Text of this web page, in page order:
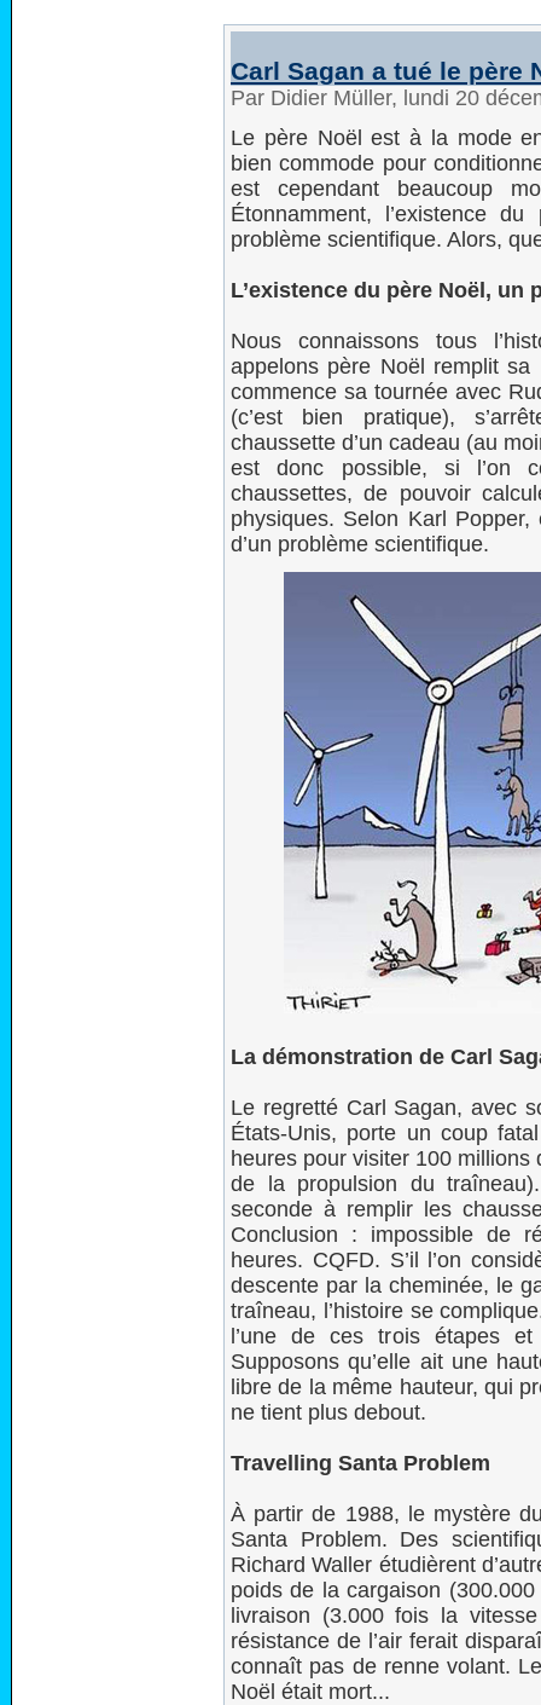
Carl Sagan a tué le père
Par Didier Müller, lundi 20
Le père Noël est à la mode
bien commode pour
est cependant beaucoup
Étonnamment, l’existence
problème scientifique. Alors,
L’existence du père Noël, un
Nous connaissons tous
appelons père Noël remplit
commence sa tournée avec
(c’est bien pratique),
chaussette d’un cadeau (au
est donc possible, si l’on
chaussettes, de pouvoir
physiques. Selon Karl
d’un problème scientifique.
La démonstration de Carl
Le regretté Carl Sagan, avec
États-Unis, porte un coup
heures pour visiter 100
de la propulsion du
seconde à remplir les
Conclusion : impossible de
heures. CQFD. S’il l’on
descente par la cheminée, le
traîneau, l’histoire se
l’une de ces trois étapes
Supposons qu’elle ait une
libre de la même hauteur, qui
ne tient plus debout.
Travelling Santa Problem
À partir de 1988, le mystère
Santa Problem. Des
Richard Waller étudièrent
poids de la cargaison
livraison (3.000 fois la
résistance de l’air ferait
connaît pas de renne volant.
Noël était mort...